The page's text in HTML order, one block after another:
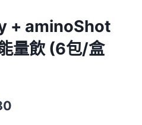
+ aminoShot
量飲 (6包/盒